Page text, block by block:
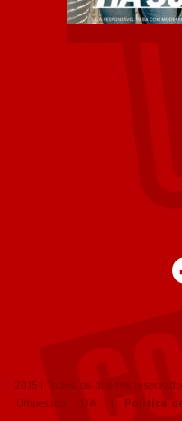
2015 | Todos os direitos
Unipessoal, LDA | Política